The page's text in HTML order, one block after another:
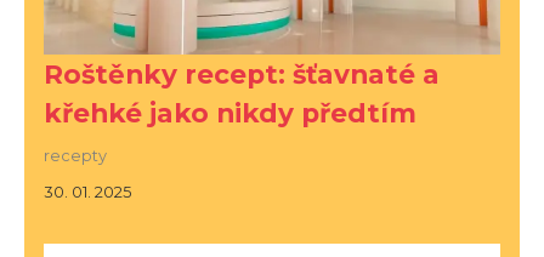
Roštěnky recept: šťavnaté a
křehké jako nikdy předtím
recepty
30. 01. 2025